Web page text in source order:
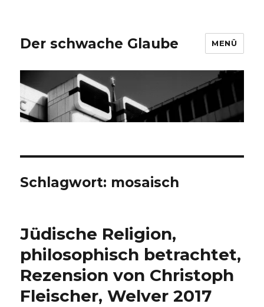
Der schwache Glaube MENÜ
Schlagwort: mosaisch
Jüdische Religion,
philosophisch betrachtet,
Rezension von Christoph
Fleischer, Welver 2017